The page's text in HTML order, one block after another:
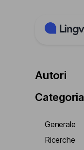
Autori
Categoria
Generale
Ricerche